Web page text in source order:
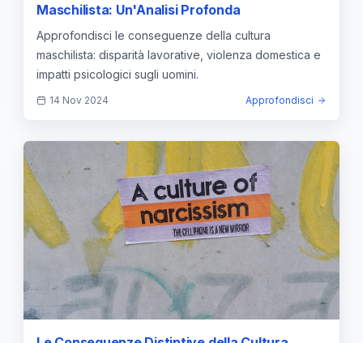
Maschilista: Un'Analisi Profonda
Approfondisci le conseguenze della cultura
maschilista: disparità lavorative, violenza domestica e
impatti psicologici sugli uomini.
14 Nov 2024 Approfondisci